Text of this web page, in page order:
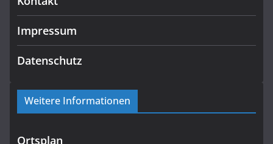
Impressum
Datenschutz
Weitere Informationen
Ortsplan